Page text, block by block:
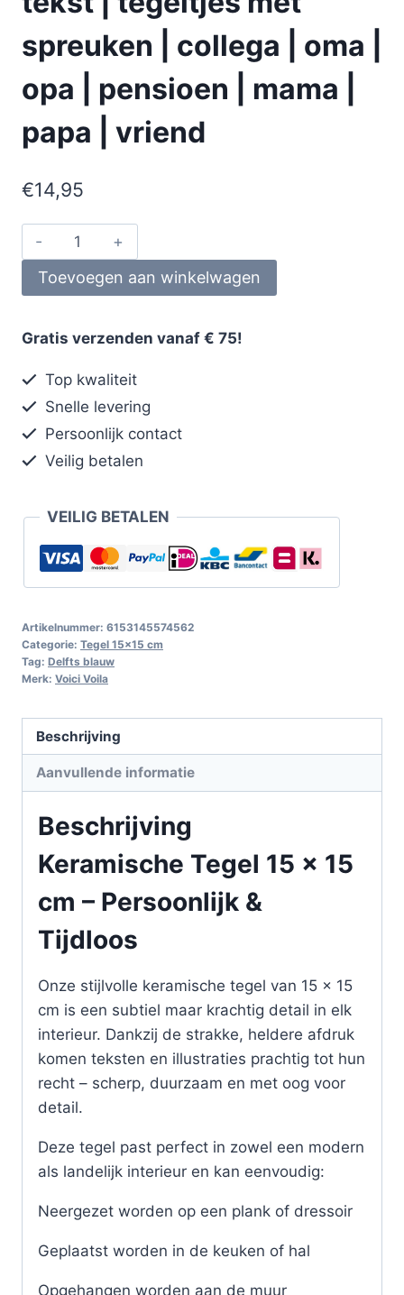
spreuken | collega | oma |
opa | pensioen | mama |
papa | vriend
€14,95
Toevoegen aan winkelwagen
Gratis verzenden vanaf € 75!
Top kwaliteit
Snelle levering
Persoonlijk contact
Veilig betalen
VEILIG BETALEN
Artikelnummer: 6153145574562
Categorie: Tegel 15x15 cm
Tag: Delfts blauw
Merk: Voici Voila
Beschrijving
Aanvullende informatie
Beschrijving
Keramische Tegel 15 x 15
cm – Persoonlijk &
Tijdloos
Onze stijlvolle keramische tegel van 15 x 15
cm is een subtiel maar krachtig detail in elk
interieur. Dankzij de strakke, heldere afdruk
komen teksten en illustraties prachtig tot hun
recht – scherp, duurzaam en met oog voor
detail.
Deze tegel past perfect in zowel een modern
als landelijk interieur en kan eenvoudig:
Neergezet worden op een plank of dressoir
Geplaatst worden in de keuken of hal
Opgehangen worden aan de muur